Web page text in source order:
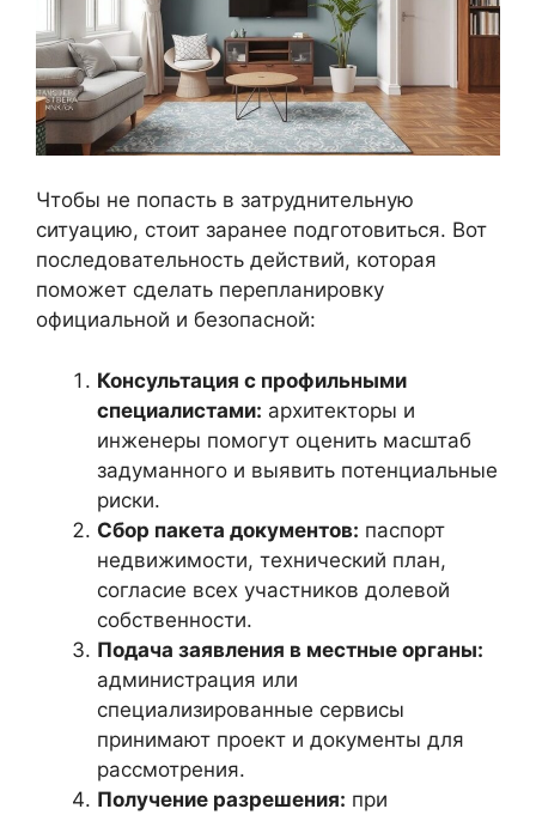
Чтобы не попасть в затруднительную
ситуацию, стоит заранее подготовиться. Вот
последовательность действий, которая
поможет сделать перепланировку
официальной и безопасной:
Консультация с профильными
специалистами: архитекторы и
инженеры помогут оценить масштаб
задуманного и выявить потенциальные
риски.
Сбор пакета документов: паспорт
недвижимости, технический план,
согласие всех участников долевой
собственности.
Подача заявления в местные органы:
администрация или
специализированные сервисы
принимают проект и документы для
рассмотрения.
Получение разрешения: при